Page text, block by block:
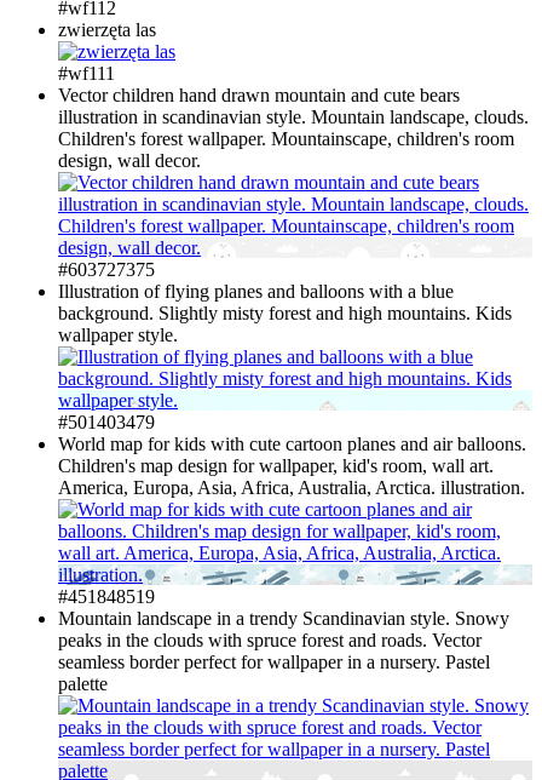
#wf112
zwierzęta las
#wf111
Vector children hand drawn mountain and cute bears
illustration in scandinavian style. Mountain landscape, clouds.
Children's forest wallpaper. Mountainscape, children's room
design, wall decor.
#603727375
Illustration of flying planes and balloons with a blue
background. Slightly misty forest and high mountains. Kids
wallpaper style.
#501403479
World map for kids with cute cartoon planes and air balloons.
Children's map design for wallpaper, kid's room, wall art.
America, Europa, Asia, Africa, Australia, Arctica. illustration.
#451848519
Mountain landscape in a trendy Scandinavian style. Snowy
peaks in the clouds with spruce forest and roads. Vector
seamless border perfect for wallpaper in a nursery. Pastel
palette